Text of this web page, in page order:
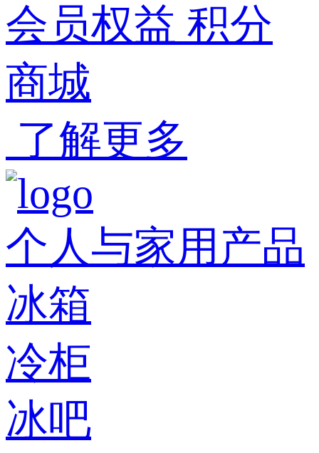
会员权益 积分
商城
了解更多
个人与家用产品
冰箱
冷柜
冰吧